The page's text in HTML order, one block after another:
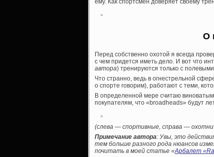
ему. Как спортсмен доверяет своему
О
Перед собственно охотой я всегда
с чем придется иметь дело. И вот что
автора) тренируются только с
Что странно, ведь в огнестрельной
о спорте говорим), работают с теми,
В определенной мере считаю
покупателям, что «broadheads» будут
(слева — спортивные, справа —
Примечание автора: Увы, это
тем больше разного рода нюансов
почитать в моей статье «Арбалет